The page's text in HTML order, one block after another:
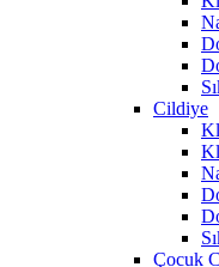
Cildiye
Çocuk